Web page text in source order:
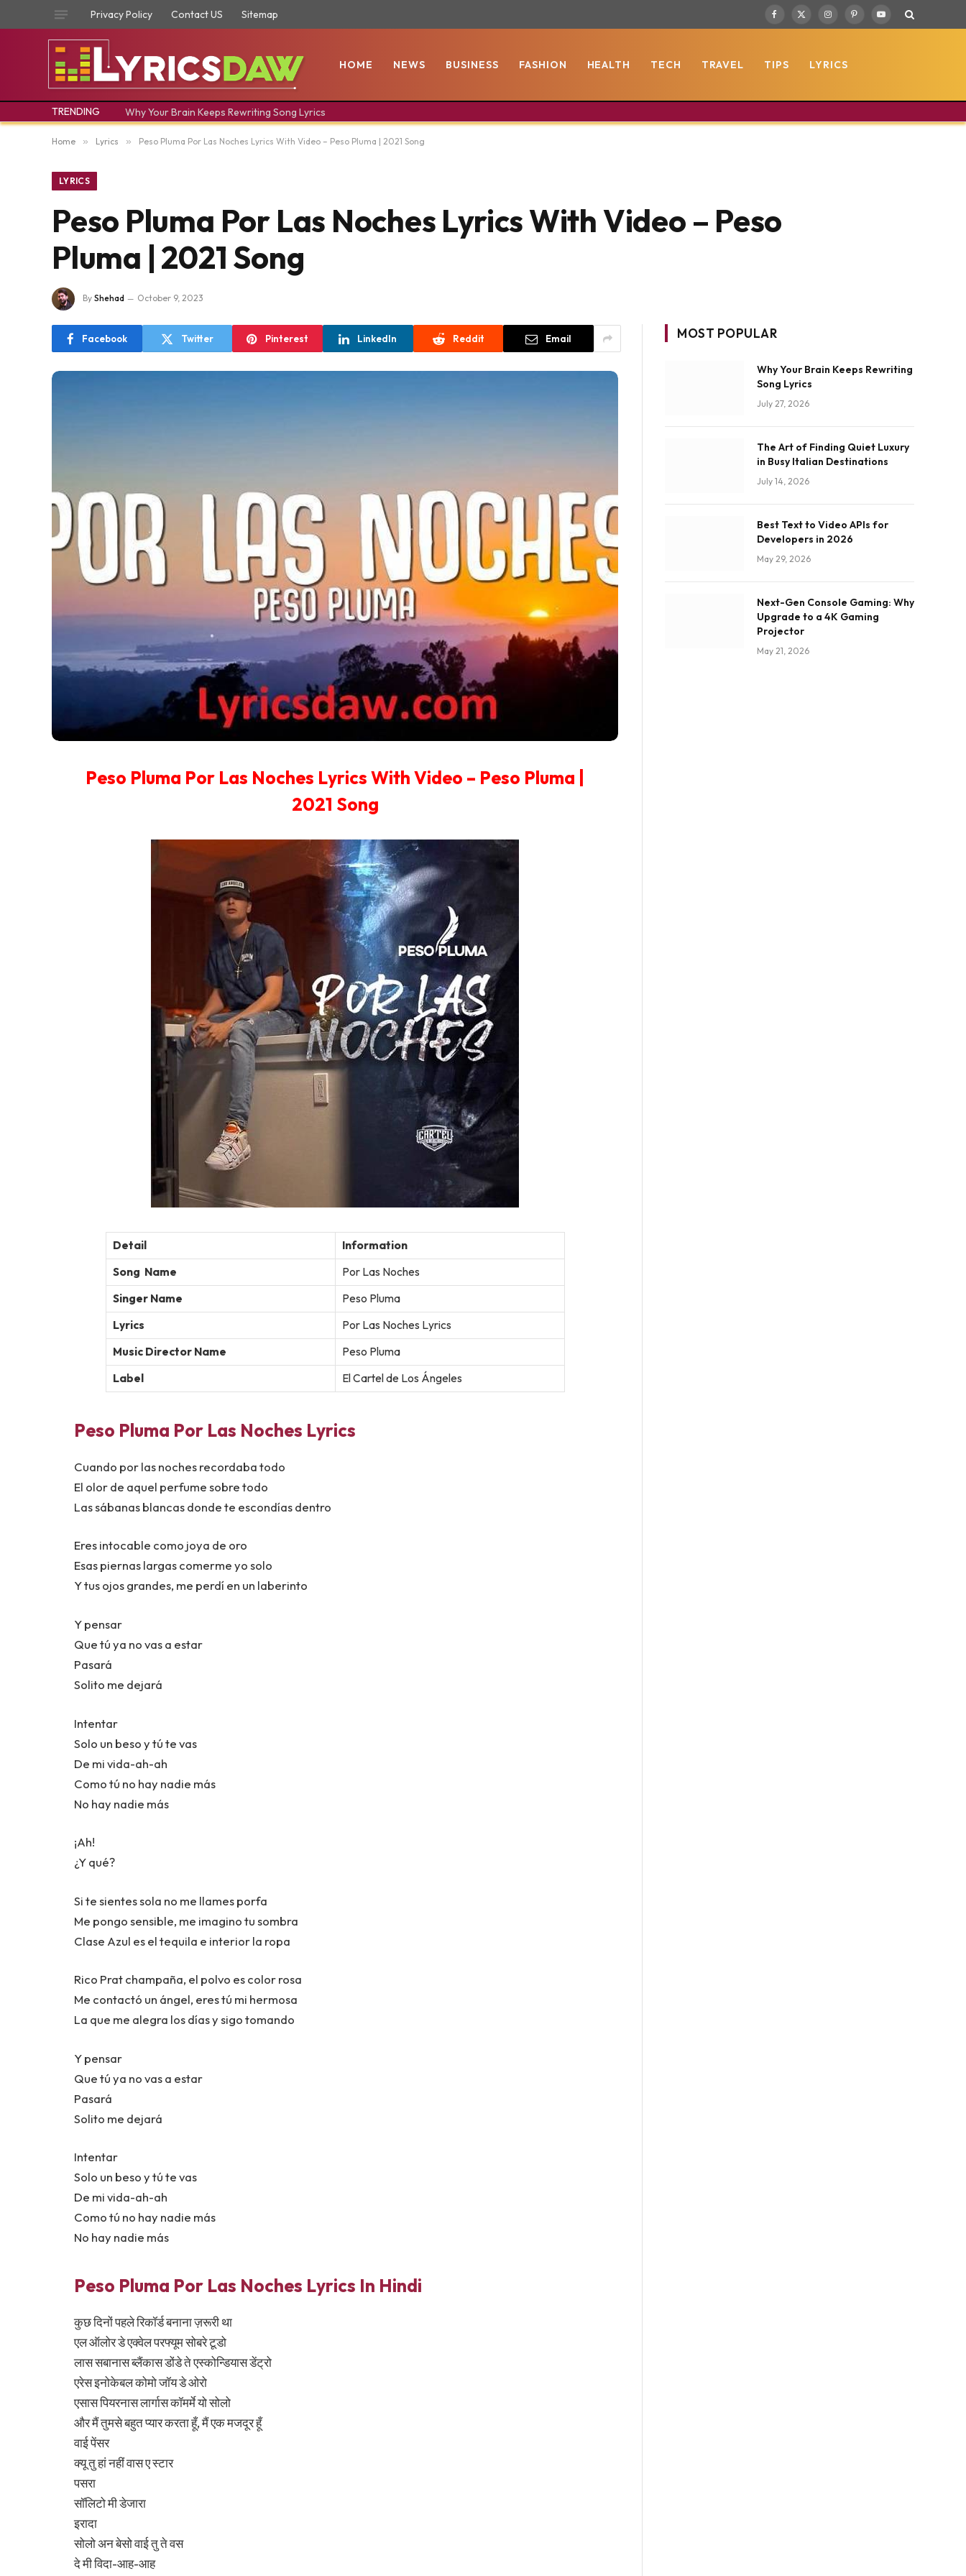
Privacy Policy Contact US Sitemap Facebook
X
InstagramPinterestYouTube
HOME NEWS BUSINESS FASHION HEALTH TECH TRAVEL TIPS LYRICS
TRENDING Why Your Brain Keeps Rewriting Song Lyrics
Home » Lyrics » Peso Pluma Por Las Noches Lyrics With Video – Peso Pluma | 2021 Song
LYRICS
Peso Pluma Por Las Noches Lyrics With Video – Peso
Pluma | 2021 Song
By Shehad October 9, 2023
Facebook Twitter Pinterest LinkedIn Reddit Email
Peso Pluma Por Las Noches Lyrics With Video – Peso Pluma |
2021 Song
Detail
Information
Song Name
Por Las Noches
Singer Name
Peso Pluma
Lyrics
Por Las Noches Lyrics
Music Director Name
Peso Pluma
Label
El Cartel de Los Ángeles
Peso Pluma Por Las Noches Lyrics
Cuando por las noches recordaba todo
El olor de aquel perfume sobre todo
Las sábanas blancas donde te escondías dentro
Eres intocable como joya de oro
Esas piernas largas comerme yo solo
Y tus ojos grandes, me perdí en un laberinto
Y pensar
Que tú ya no vas a estar
Pasará
Solito me dejará
Intentar
Solo un beso y tú te vas
De mi vida-ah-ah
Como tú no hay nadie más
No hay nadie más
¡Ah!
¿Y qué?
Si te sientes sola no me llames porfa
Me pongo sensible, me imagino tu sombra
Clase Azul es el tequila e interior la ropa
Rico Prat champaña, el polvo es color rosa
Me contactó un ángel, eres tú mi hermosa
La que me alegra los días y sigo tomando
Y pensar
Que tú ya no vas a estar
Pasará
Solito me dejará
Intentar
Solo un beso y tú te vas
De mi vida-ah-ah
Como tú no hay nadie más
No hay nadie más
Peso Pluma Por Las Noches Lyrics In Hindi
कुछ दिनों पहले रिकॉर्ड बनाना ज़रूरी था
एल ऑलोर डे एक्वेल परफ्यूम सोबरे टूडो
लास सबानास ब्लैंकास डोंडे ते एस्कोन्डियास डेंट्रो
एरेस इनोकेबल कोमो जॉय डे ओरो
एसास पियरनास लार्गास कॉमर्मे यो सोलो
और मैं तुमसे बहुत प्यार करता हूँ, मैं एक मजदूर हूँ
वाई पेंसर
क्यू तु हां नहीं वास ए स्टार
पसरा
सॉलिटो मी डेजारा
इरादा
सोलो अन बेसो वाई तु ते वस
दे मी विदा-आह-आह
MOST POPULAR
Why Your Brain Keeps Rewriting
Song Lyrics
July 27, 2026
The Art of Finding Quiet Luxury
in Busy Italian Destinations
July 14, 2026
Best Text to Video APIs for
Developers in 2026
May 29, 2026
Next-Gen Console Gaming: Why
Upgrade to a 4K Gaming
Projector
May 21, 2026